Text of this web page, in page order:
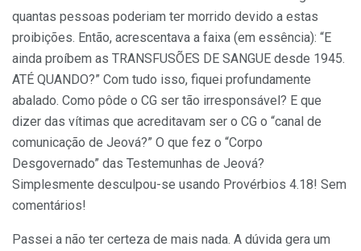
quantas pessoas poderiam ter morrido devido a estas
proibições. Então, acrescentava a faixa (em essência): “E
ainda proíbem as TRANSFUSÕES DE SANGUE desde 1945.
ATÉ QUANDO?” Com tudo isso, fiquei profundamente
abalado. Como pôde o CG ser tão irresponsável? E que
dizer das vítimas que acreditavam ser o CG o “canal de
comunicação de Jeová?” O que fez o “Corpo
Desgovernado” das Testemunhas de Jeová?
Simplesmente desculpou-se usando Provérbios 4.18! Sem
comentários!
Passei a não ter certeza de mais nada. A dúvida gera um